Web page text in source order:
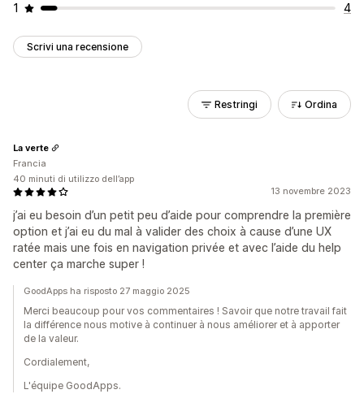
1
4
Scrivi una recensione
Restringi Ordina
13 novembre 2023
j’ai eu besoin d’un petit peu d’aide pour comprendre la première
option et j’ai eu du mal à valider des choix à cause d’une UX
ratée mais une fois en navigation privée et avec l’aide du help
center ça marche super !
La verte
Francia
40 minuti di utilizzo dell’app
GoodApps ha risposto 27 maggio 2025
Merci beaucoup pour vos commentaires ! Savoir que notre travail fait
la différence nous motive à continuer à nous améliorer et à apporter
de la valeur.
Cordialement,
L'équipe GoodApps.